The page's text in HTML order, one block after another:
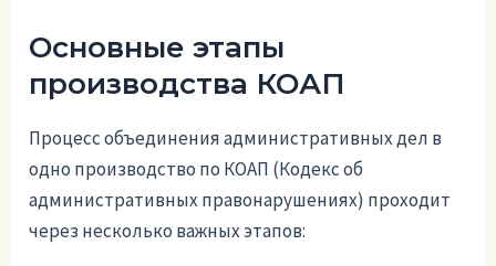
Основные этапы
производства КОАП
Процесс объединения административных дел в
одно производство по КОАП (Кодекс об
административных правонарушениях) проходит
через несколько важных этапов: